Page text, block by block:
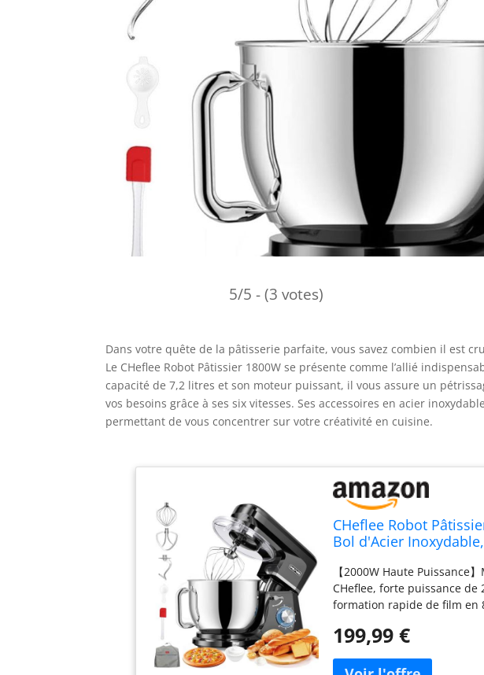
5/5 - (3 votes)
Dans votre quête de la pâtisserie parfaite, vous savez combien il est
Le CHeflee Robot Pâtissier 1800W se présente comme l’allié
capacité de 7,2 litres et son moteur puissant, il vous assure un
vos besoins grâce à ses six vitesses. Ses accessoires en acier
permettant de vous concentrer sur votre créativité en cuisine.
CHeflee Robot
Bol d'Acier
Poussière
【2000W Haute
CHeflee, forte puissance de
formation rapide de film en
bruit (moins de 75 dB), une
nouilles, de crème glacée
199,99 €